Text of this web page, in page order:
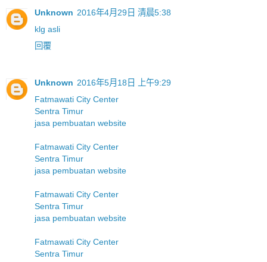
Unknown 2016年4月29日 清晨5:38
klg asli
回覆
Unknown 2016年5月18日 上午9:29
Fatmawati City Center
Sentra Timur
jasa pembuatan website
Fatmawati City Center
Sentra Timur
jasa pembuatan website
Fatmawati City Center
Sentra Timur
jasa pembuatan website
Fatmawati City Center
Sentra Timur